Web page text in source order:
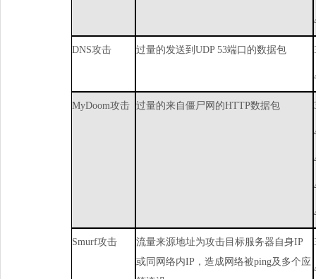
DNS攻击 过量的发送到UDP53端口的数据包
MyDoom攻击 过量的来自僵尸网的HTTP数据包
Smurf攻击 流量来源地址为攻击目标服务器自身IP
或同网络内IP ，造成网络被ping及多个应